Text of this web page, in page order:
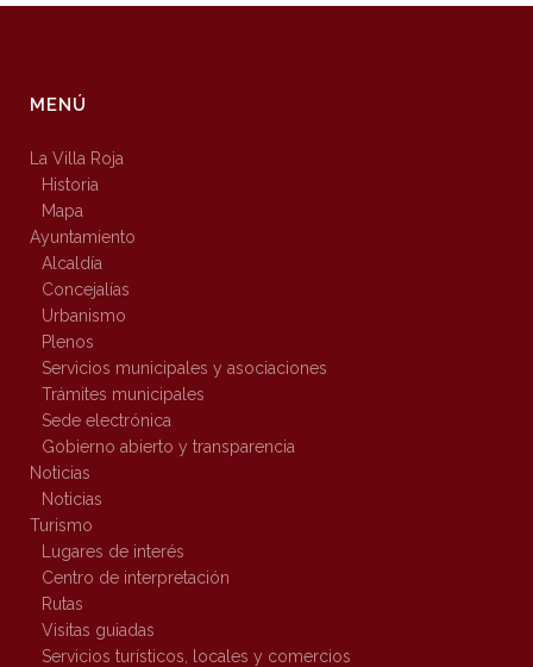
MENÚ
La Villa Roja
Historia
Mapa
Ayuntamiento
Alcaldía
Concejalías
Urbanismo
Plenos
Servicios municipales y asociaciones
Trámites municipales
Sede electrónica
Gobierno abierto y transparencia
Noticias
Noticias
Turismo
Lugares de interés
Centro de interpretación
Rutas
Visitas guiadas
Servicios turísticos, locales y comercios